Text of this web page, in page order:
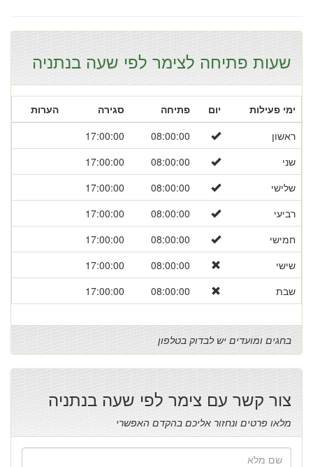
שעות פתיחה לצימר לפי שעה בנתניה
ימי פעילות יום פתיחה סגירה
הערות
ראשון
08:00:00
17:00:00
שני
08:00:00
17:00:00
שלישי
08:00:00
17:00:00
רביעי
08:00:00
17:00:00
חמישי
08:00:00
17:00:00
שישי
08:00:00
17:00:00
שבת
08:00:00
17:00:00
בחגים ומועדים יש לבדוק בטלפון
צור קשר עם צימר לפי שעה בנתניה
מלאו פרטים ונחזור אליכם בהקדם האפשרי